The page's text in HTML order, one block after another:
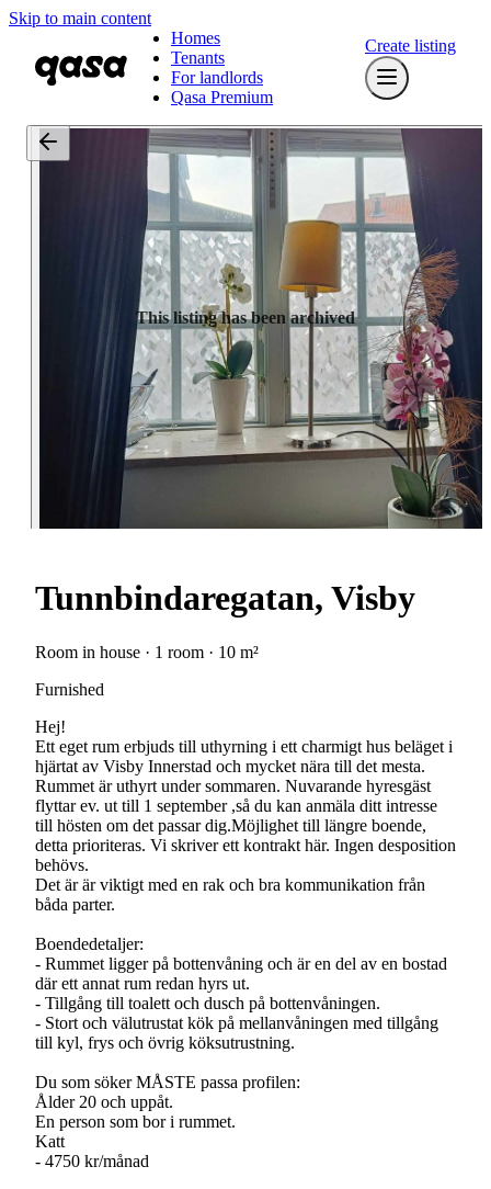
Skip to main content
Homes
Tenants
For landlords
Qasa Premium
Create listing
This listing has been archived
Tunnbindaregatan, Visby
Room in house · 1 room · 10 m²
Furnished
Hej!
Ett eget rum erbjuds till uthyrning i ett charmigt hus beläget i
hjärtat av Visby Innerstad och mycket nära till det mesta.
Rummet är uthyrt under sommaren. Nuvarande hyresgäst
flyttar ev. ut till 1 september ,så du kan anmäla ditt intresse
till hösten om det passar dig.Möjlighet till längre boende,
detta prioriteras. Vi skriver ett kontrakt här. Ingen desposition
behövs.
Det är är viktigt med en rak och bra kommunikation från
båda parter.
Boendedetaljer:
- Rummet ligger på bottenvåning och är en del av en bostad
där ett annat rum redan hyrs ut.
- Tillgång till toalett och dusch på bottenvåningen.
- Stort och välutrustat kök på mellanvåningen med tillgång
till kyl, frys och övrig köksutrustning.
Du som söker MÅSTE passa profilen:
Ålder 20 och uppåt.
En person som bor i rummet.
Katt
- 4750 kr/månad